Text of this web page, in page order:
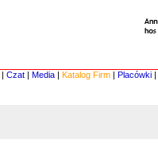
| Czat | Media | Katalog Firm | Placówki |